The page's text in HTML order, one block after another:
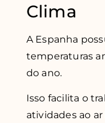
Clima
A Espanha
temperaturas
do ano.
Isso facilita o
atividades ao